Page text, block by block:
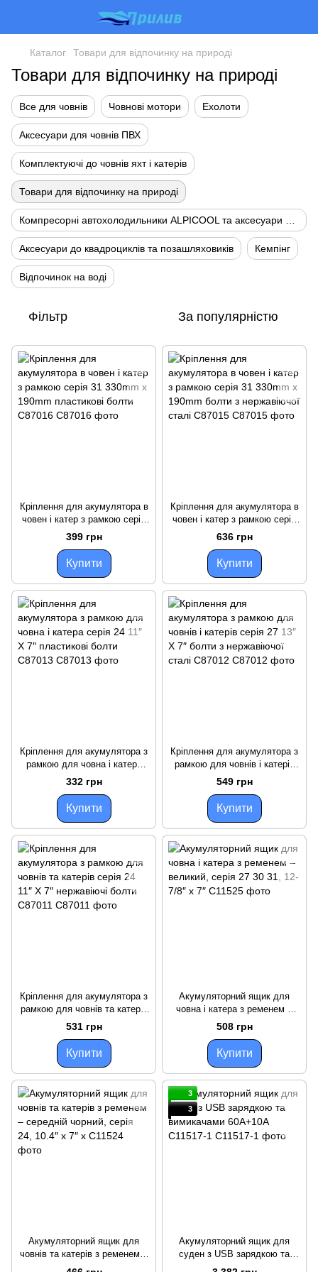
Каталог Товари для відпочинку на природі
Товари для відпочинку на природі
Все для човнів Човнові мотори Ехолоти
Аксесуари для човнів ПВХ
Комплектуючі до човнів яхт і катерів
Товари для відпочинку на природі
Аксесуари до квадроциклів та позашляховиків Кемпінг
Відпочинок на воді
Фільтр За популярністю
Кріплення для акумулятора в
човен і катер з рамкою серія
31 330mm x 190mm
пластикові болти C87016
399 грн
Купити
Кріплення для акумулятора в
човен і катер з рамкою серія
31 330mm x 190mm болти з
нержавіючої сталі C87015
636 грн
Купити
Кріплення для акумулятора з
рамкою для човна і катера
серія 24 11″ X 7″ пластикові
болти C87013
332 грн
Купити
Кріплення для акумулятора з
рамкою для човнів і катерів
серія 27 13″ X 7″ болти з
нержавіючої сталі C87012
549 грн
Купити
Кріплення для акумулятора з
рамкою для човнів та катерів
серія 24 11″ X 7″ нержавіючі
болти C87011
531 грн
Купити
Акумуляторний ящик для
човна і катера з ременем –
великий, серія 27 30 31, 12-
7/8″ x 7″
508 грн
Купити
Акумуляторний ящик для
човнів та катерів з ременем –
середній чорний, серія 24,
3
3
Акумуляторний ящик для
суден з USB зарядкою та
вимикачами 60А+10А C11517-